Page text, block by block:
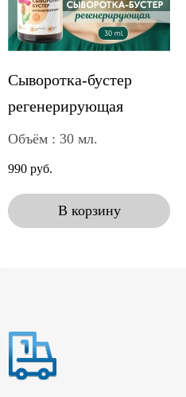
Сыворотка-бустер
регенерирующая
Объём : 30 мл.
990 руб.
В корзину